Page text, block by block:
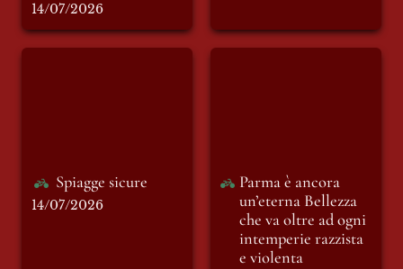
14/07/2026
Spiagge sicure
14/07/2026
Parma è ancora
un’eterna Bellezza
che va oltre ad ogni
intemperie razzista
e violenta